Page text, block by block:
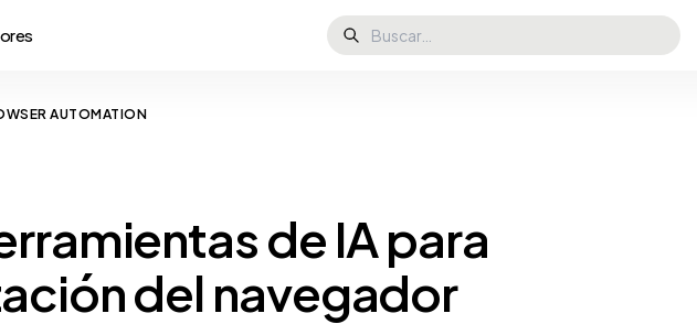
AUTOMATION
de IA para
del navegador